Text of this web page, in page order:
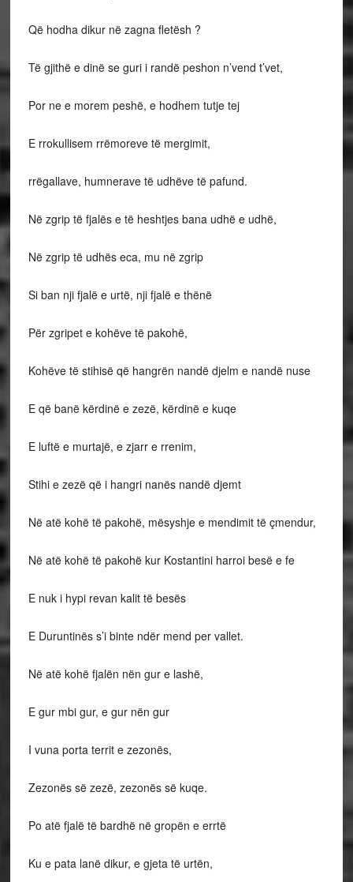
Që hodha dikur në zagna fletësh ?
Të gjithë e dinë se guri i randë peshon n’vend t’vet,
Por ne e morem peshë, e hodhem tutje tej
E rrokullisem rrëmoreve të mergimit,
rrëgallave, humnerave të udhëve të pafund.
Në zgrip të fjalës e të heshtjes bana udhë e udhë,
Në zgrip të udhës eca, mu në zgrip
Si ban nji fjalë e urtë, nji fjalë e thënë
Për zgripet e kohëve të pakohë,
Kohëve të stihisë që hangrën nandë djelm e nandë nuse
E që banë kërdinë e zezë, kërdinë e kuqe
E luftë e murtajë, e zjarr e rrenim,
Stihi e zezë që i hangri nanës nandë djemt
Në atë kohë të pakohë, mësyshje e mendimit të çmendur,
Në atë kohë të pakohë kur Kostantini harroi besë e fe
E nuk i hypi revan kalit të besës
E Duruntinës s’i binte ndër mend per vallet.
Në atë kohë fjalën nën gur e lashë,
E gur mbi gur, e gur nën gur
I vuna porta territ e zezonës,
Zezonës së zezë, zezonës së kuqe.
Po atë fjalë të bardhë në gropën e errtë
Ku e pata lanë dikur, e gjeta të urtën,